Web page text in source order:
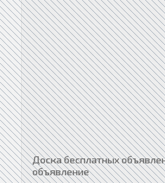
Доска бесплатных
объявление